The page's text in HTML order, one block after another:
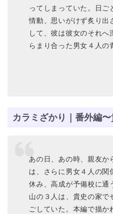
ってしまっていた。日ご
情動、思いがけず炙り出
して、彼は彼女のそれ
らまり合った男女４人の
カラミざかり｜番外編
あの日、あの時、親友か
は、さらに男女４人の
休み、高成が予備校に通
山の３人は、貴史の家で
ごしていた。本編で描か